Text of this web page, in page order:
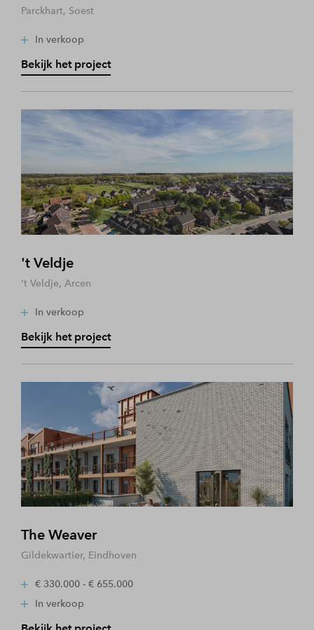
Parckhart, Soest
In verkoop
Bekijk het project
't Veldje
't Veldje, Arcen
In verkoop
Bekijk het project
The Weaver
Gildekwartier, Eindhoven
€ 330.000 - € 655.000
In verkoop